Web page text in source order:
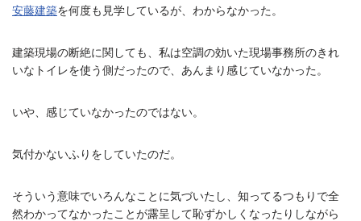
安藤建築を何度も見学しているが、わからなかった。
建築現場の断絶に関しても、私は空調の効いた現場事務所のきれ
いなトイレを使う側だったので、あんまり感じていなかった。
いや、感じていなかったのではない。
気付かないふりをしていたのだ。
そういう意味でいろんなことに気づいたし、知ってるつもりで全
然わかってなかったことが露呈して恥ずかしくなったりしながら